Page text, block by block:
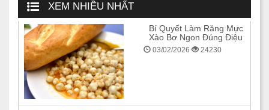
XEM NHIỀU NHẤT
Bí Quyết Làm Răng Mực
Xào Bơ Ngon Đúng Điệu
03/02/2026 24230